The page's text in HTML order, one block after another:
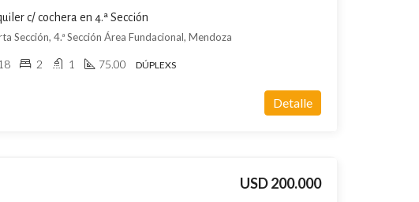
c/ cochera en 4.ª Sección
Sección, 4.ª Sección Área Fundacional, Mendoza
2 1 75.00 DÚPLEXS
Detalle
USD 200.000